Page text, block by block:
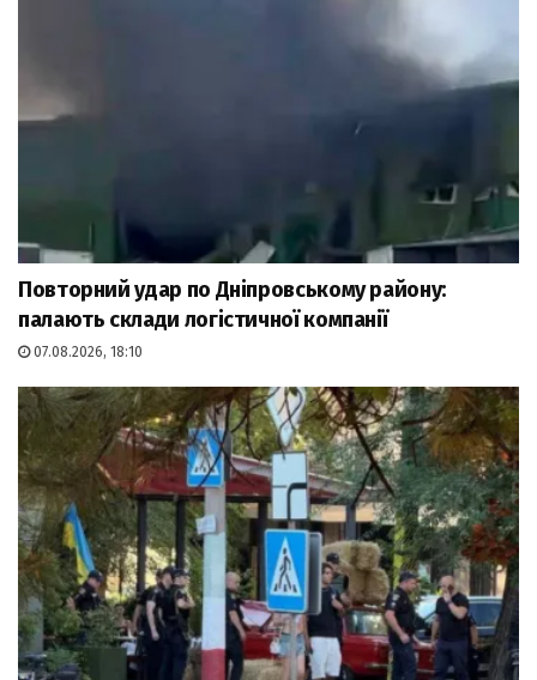
Повторний удар по Дніпровському району:
палають склади логістичної компанії
07.08.2026, 18:10